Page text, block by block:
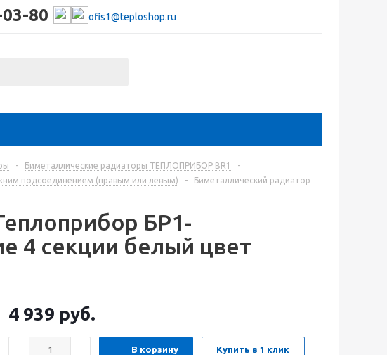
80 ofis1@teploshop.ru
- Биметаллические радиаторы ТЕПЛОПРИБОР BR1
-
подсоединением (правым или левым)
-
Биметаллический радиатор
БР1-
4 секции белый цвет
4 939 руб.
В корзину Купить в 1 клик